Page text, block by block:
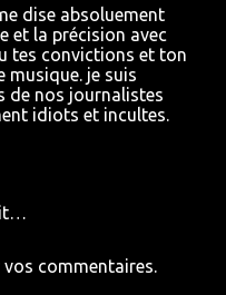
dise absoluement
et la précision avec
tes convictions et ton
musique. je suis
de nos journalistes
idiots et incultes.
commentaires.